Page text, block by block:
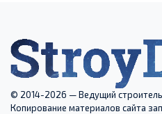
© 2014-2026 — Ведущий
Копирование материалов сайта